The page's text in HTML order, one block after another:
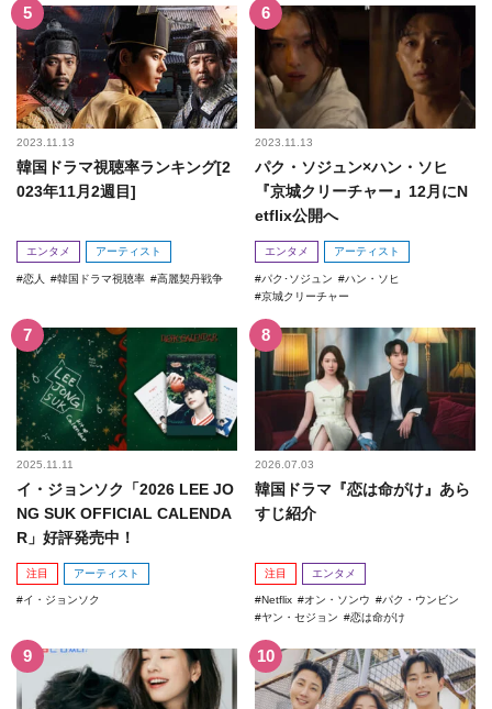
2023.11.13
韓国ドラマ視聴率ランキング[2
023年11月2週目]
エンタメ アーティスト
恋人 韓国ドラマ視聴率 高麗契丹戦争
2023.11.13
パク・ソジュン×ハン・ソヒ
『京城クリーチャー』12月にN
etflix公開へ
エンタメ アーティスト
パク･ソジュン
ハン・ソヒ
京城クリーチャー
2025.11.11
イ・ジョンソク「2026 LEE JO
NG SUK OFFICIAL CALENDA
R」好評発売中！
注目 アーティスト
イ・ジョンソク
2026.07.03
韓国ドラマ『恋は命がけ』あら
すじ紹介
注目 エンタメ
Netflix オン・ソンウ
パク・ウンビン
ヤン・セジョン
恋は命がけ